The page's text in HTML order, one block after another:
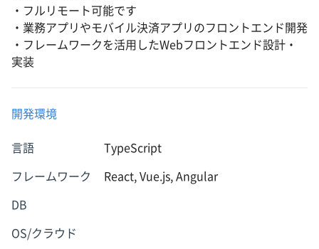
・フルリモート可能です
・業務アプリやモバイル決済アプリのフロントエンド開発
・フレームワークを活用したWebフロントエンド設計・
実装
開発環境
言語 TypeScript
フレームワーク React, Vue.js, Angular
DB
OS/クラウド